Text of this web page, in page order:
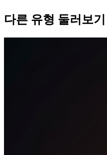
다른 유형 둘러보기